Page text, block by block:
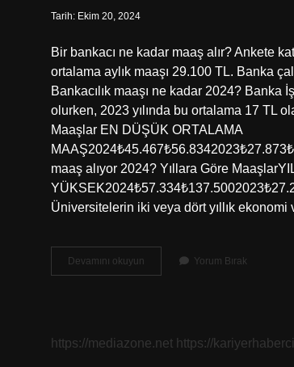
Tarih: Ekim 20, 2024
Bir bankacı ne kadar maaş alır? Ankete
ortalama aylık maaşı 29.100 TL. Banka
Bankacılık maaşı ne kadar 2024? Banka
olurken, 2023 yılında bu ortalama 17 TL
Maaşlar EN DÜŞÜK ORTALAMA
maaş alıyor 2024? Yıllara Göre
Üniversitelerin iki veya dört yıllık
Devamını okuyun Bankacılık
Kaç
Yorum Bırak
https://mediazone.net https://